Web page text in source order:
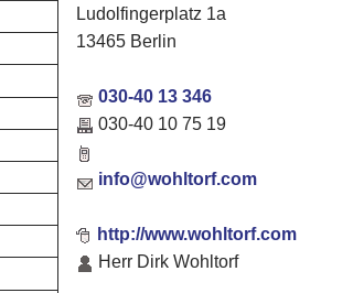
Ludolfingerplatz 1a
13465 Berlin
030-40 13 346
030-40 10 75 19
info@wohltorf.com
http://www.wohltorf.com
Herr Dirk Wohltorf